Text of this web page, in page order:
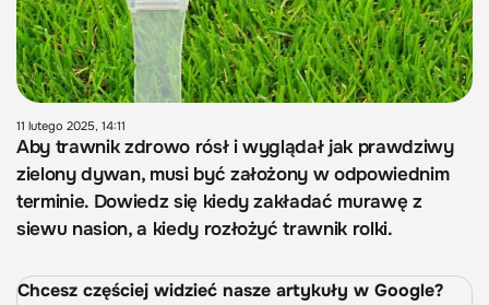
11 lutego 2025, 14:11
Aby trawnik zdrowo rósł i wyglądał jak prawdziwy
zielony dywan, musi być założony w odpowiednim
terminie. Dowiedz się kiedy zakładać murawę z
siewu nasion, a kiedy rozłożyć trawnik rolki.
Chcesz częściej widzieć nasze artykuły w Google?